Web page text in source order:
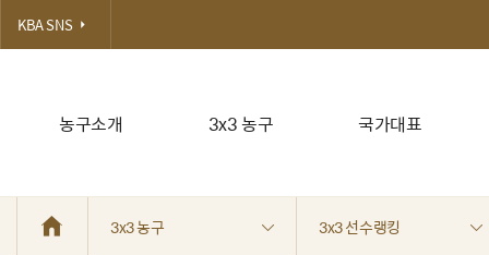
농구소개 3x3 농구 국가대표
KBA SNS
3x3 농구 3x3 선수랭킹